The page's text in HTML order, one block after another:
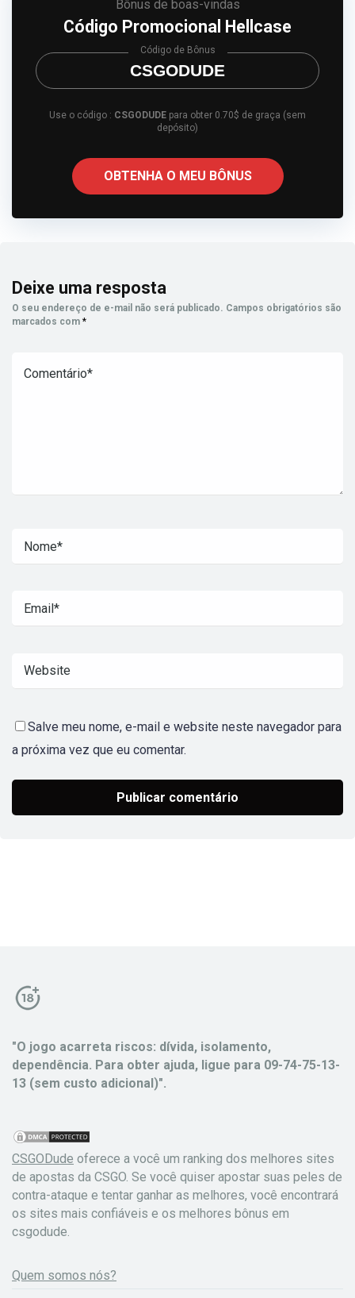
Bônus de boas-vindas
Código Promocional Hellcase
CSGODUDE
Código de Bônus
Use o código : CSGODUDE para obter 0.70$ de graça (sem
depósito)
OBTENHA O MEU BÔNUS
Deixe uma resposta
O seu endereço de e-mail não será publicado. Campos obrigatórios são
marcados com *
Salve meu nome, e-mail e website neste navegador para
a próxima vez que eu comentar.
"O jogo acarreta riscos: dívida, isolamento,
dependência. Para obter ajuda, ligue para 09-74-75-13-
13 (sem custo adicional)".
CSGODude oferece a você um ranking dos melhores sites
de apostas da CSGO. Se você quiser apostar suas peles de
contra-ataque e tentar ganhar as melhores, você encontrará
os sites mais confiáveis e os melhores bônus em
csgodude.
Quem somos nós?